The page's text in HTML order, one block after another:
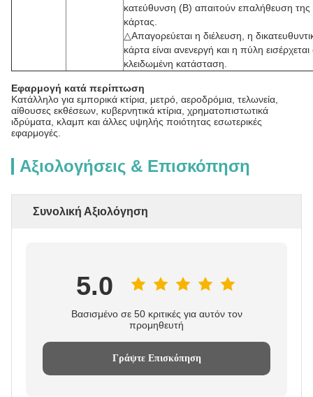
κατεύθυνση (B) απαιτούν επαλήθευση της
κάρτας.
△Απαγορεύεται η διέλευση, η
κάρτα είναι ανενεργή και η πύλη
κλειδωμένη κατάσταση.
Εφαρμογή κατά περίπτωση
Κατάλληλο για εμπορικά κτίρια, μετρό, αεροδρόμια, τελωνεία,
αίθουσες εκθέσεων, κυβερνητικά κτίρια, χρηματοπιστωτικά
ιδρύματα, κλαμπ και άλλες υψηλής ποιότητας εσωτερικές
εφαρμογές.
Αξιολογήσεις & Επισκόπηση
Συνολική Αξιολόγηση
5.0
Βασισμένο σε 50 κριτικές για αυτόν τον
προμηθευτή
Γράψτε Επισκόπηση